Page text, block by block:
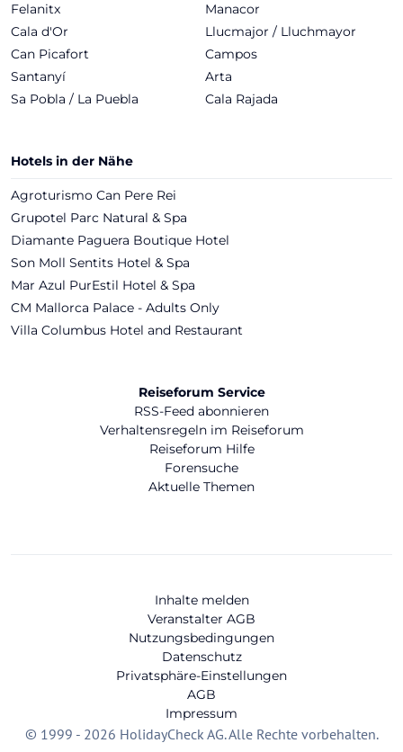
Felanitx
Manacor
Cala d'Or
Llucmajor / Lluchmayor
Can Picafort
Campos
Santanyí
Arta
Sa Pobla / La Puebla
Cala Rajada
Hotels in der Nähe
Agroturismo Can Pere Rei
Grupotel Parc Natural & Spa
Diamante Paguera Boutique Hotel
Son Moll Sentits Hotel & Spa
Mar Azul PurEstil Hotel & Spa
CM Mallorca Palace - Adults Only
Villa Columbus Hotel and Restaurant
Reiseforum Service
RSS-Feed abonnieren
Verhaltensregeln im Reiseforum
Reiseforum Hilfe
Forensuche
Aktuelle Themen
Inhalte melden
Veranstalter AGB
Nutzungsbedingungen
Datenschutz
Privatsphäre-Einstellungen
AGB
Impressum
© 1999 - 2026 HolidayCheck AG. Alle Rechte vorbehalten.